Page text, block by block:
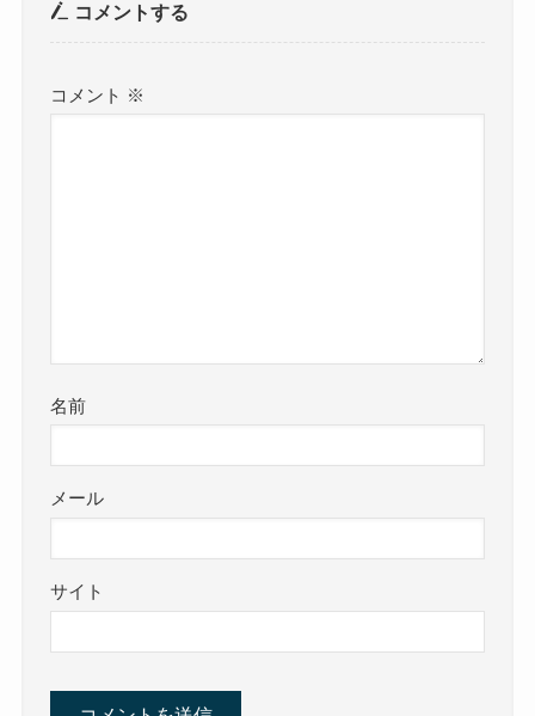
コメントする
コメント ※
名前
メール
サイト